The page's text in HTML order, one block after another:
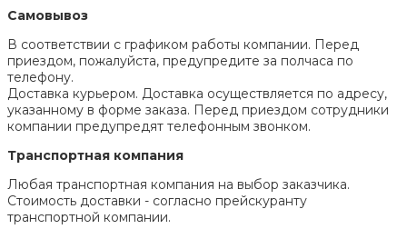
Самовывоз
В соответствии с графиком работы компании. Перед
приездом, пожалуйста, предупредите за полчаса по
телефону.
Доставка курьером. Доставка осуществляется по адресу,
указанному в форме заказа. Перед приездом сотрудники
компании предупредят телефонным звонком.
Транспортная компания
Любая транспортная компания на выбор заказчика.
Стоимость доставки - согласно прейскуранту
транспортной компании.